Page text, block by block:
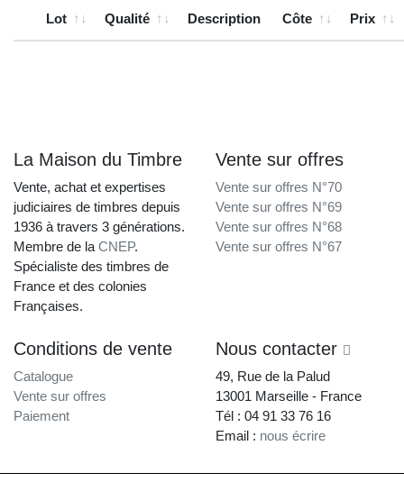
Lot Qualité Description Côte Prix
La Maison du Timbre
Vente, achat et expertises
judiciaires de timbres depuis
1936 à travers 3 générations.
Membre de la CNEP.
Spécialiste des timbres de
France et des colonies
Françaises.
Vente sur offres
Vente sur offres N°70
Vente sur offres N°69
Vente sur offres N°68
Vente sur offres N°67
Conditions de vente
Catalogue
Vente sur offres
Paiement
Nous contacter
49, Rue de la Palud
13001 Marseille - France
Tél : 04 91 33 76 16
Email : nous écrire